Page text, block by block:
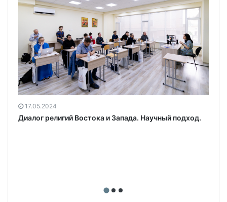
17.05.2024
Диалог религий Востока и Запада. Научный подход.